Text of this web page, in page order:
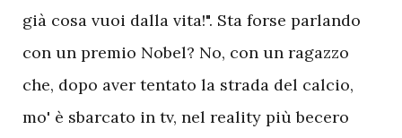
già cosa vuoi dalla vita!". Sta forse parlando
con un premio Nobel? No, con un ragazzo
che, dopo aver tentato la strada del calcio,
mo' è sbarcato in tv, nel reality più becero